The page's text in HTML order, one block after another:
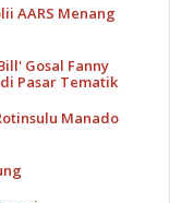
AARS Menang
Gosal Fanny
Pasar Tematik
Manado